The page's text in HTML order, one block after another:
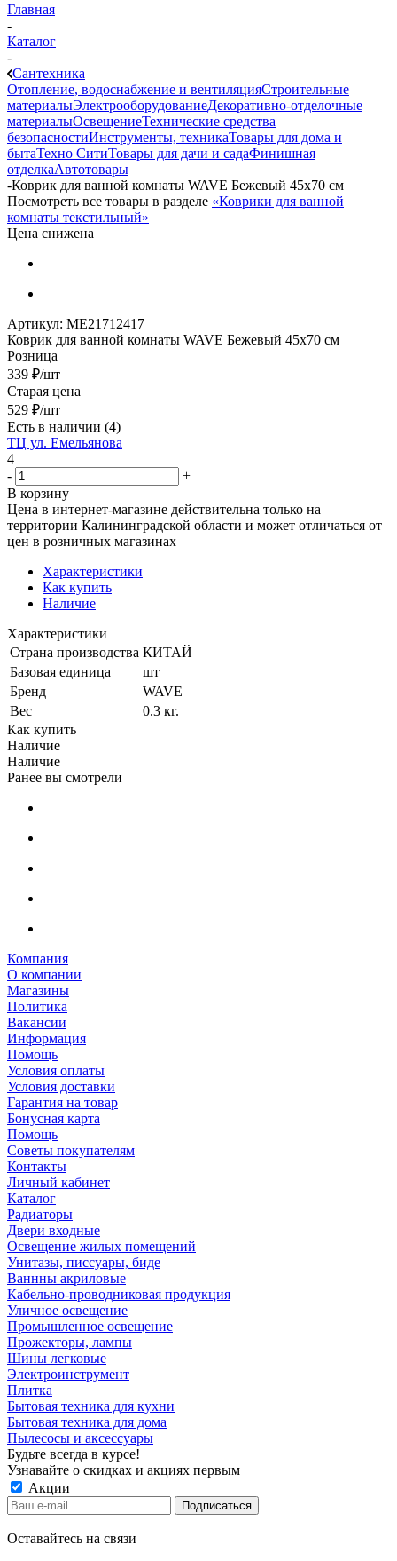
Главная
-
Каталог
-
Сантехника
Отопление, водоснабжение и вентиляцияСтроительные
материалыЭлектрооборудованиеДекоративно-отделочные
материалыОсвещениеТехнические средства
безопасностиИнструменты, техникаТовары для дома и
бытаТехно СитиТовары для дачи и садаФинишная
отделкаАвтотовары
-Коврик для ванной комнаты WAVE Бежевый 45х70 см
Посмотреть все товары в разделе «Коврики для ванной
комнаты текстильный»
Цена снижена
Артикул: МЕ21712417
Коврик для ванной комнаты WAVE Бежевый 45х70 см
Розница
339 ₽/шт
Старая цена
529 ₽/шт
Есть в наличии (4)
ТЦ ул. Емельянова
4
-
+
В корзину
Цена в интернет-магазине действительна только на
территории Калининградской области и может отличаться от
цен в розничных магазинах
Характеристики
Как купить
Наличие
Характеристики
Страна производства КИТАЙ
Базовая единица
шт
Бренд
WAVE
Вес
0.3 кг.
Как купить
Наличие
Наличие
Ранее вы смотрели
Компания
О компании
Магазины
Политика
Вакансии
Информация
Помощь
Условия оплаты
Условия доставки
Гарантия на товар
Бонусная карта
Помощь
Советы покупателям
Контакты
Личный кабинет
Каталог
Радиаторы
Двери входные
Освещение жилых помещений
Унитазы, писсуары, биде
Ваннны акриловые
Кабельно-проводниковая продукция
Уличное освещение
Промышленное освещение
Прожекторы, лампы
Шины легковые
Электроинструмент
Плитка
Бытовая техника для кухни
Бытовая техника для дома
Пылесосы и аксессуары
Будьте всегда в курсе!
Узнавайте о скидках и акциях первым
Акции
Оставайтесь на связи